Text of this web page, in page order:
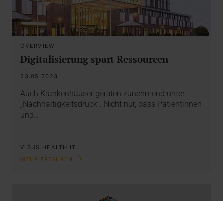
OVERVIEW
Digitalisierung spart Ressourcen
23.05.2023
Auch Krankenhäuser geraten zunehmend unter
„Nachhaltigkeitsdruck“. Nicht nur, dass Patientinnen
und…
VISUS HEALTH IT
MEHR ERFAHREN